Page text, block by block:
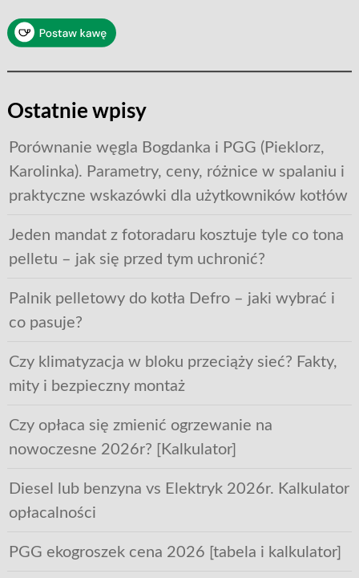
Ostatnie wpisy
Porównanie węgla Bogdanka i PGG (Pieklorz,
Karolinka). Parametry, ceny, różnice w spalaniu i
praktyczne wskazówki dla użytkowników kotłów
Jeden mandat z fotoradaru kosztuje tyle co tona
pelletu – jak się przed tym uchronić?
Palnik pelletowy do kotła Defro – jaki wybrać i
co pasuje?
Czy klimatyzacja w bloku przeciąży sieć? Fakty,
mity i bezpieczny montaż
Czy opłaca się zmienić ogrzewanie na
nowoczesne 2026r? [Kalkulator]
Diesel lub benzyna vs Elektryk 2026r. Kalkulator
opłacalności
PGG ekogroszek cena 2026 [tabela i kalkulator]